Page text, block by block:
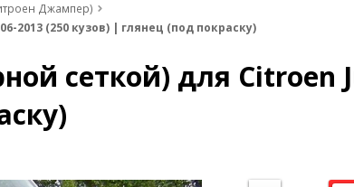
Джампер)
2013 (250 кузов) | глянец (под покраску)
сеткой) для Citroen